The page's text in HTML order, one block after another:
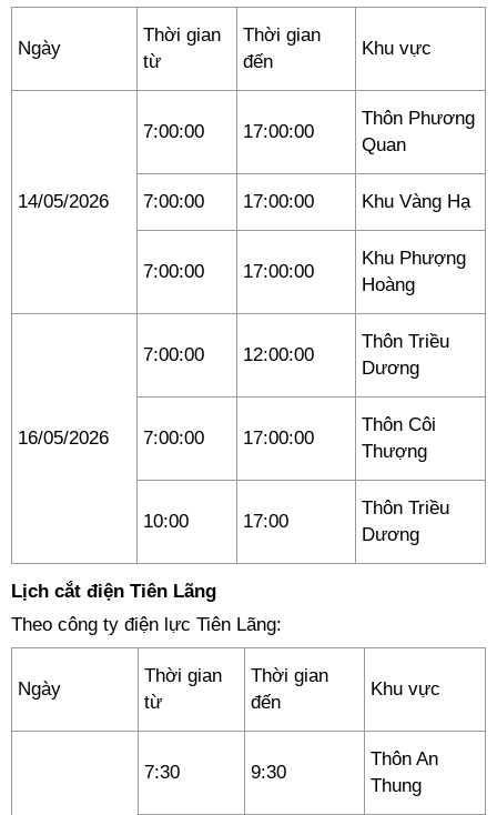
Ngày
Thời gian
từ
Thời gian
đến
Khu vực
14/05/2026
7:00:00 17:00:00
Thôn Phương
Quan
7:00:00 17:00:00 Khu Vàng Hạ
7:00:00 17:00:00
Khu Phượng
Hoàng
16/05/2026
7:00:00 12:00:00
Thôn Triều
Dương
7:00:00 17:00:00
Thôn Côi
Thượng
10:00 17:00
Thôn Triều
Dương
Lịch cắt điện Tiên Lãng
Theo công ty điện lực Tiên Lãng:
Ngày
Thời gian
từ
Thời gian
đến
Khu vực
7:30 9:30
Thôn An
Thung